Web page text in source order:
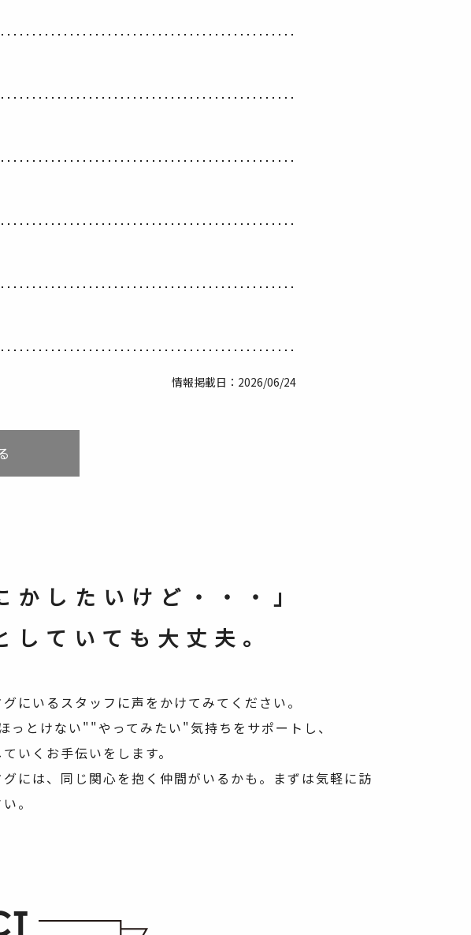
情報掲載日：2026/06/24
かしたいけど・・・」
していても大丈夫。
にいるスタッフに声をかけてみてください。
っとけない""やってみたい"気持ちをサポートし、
いくお手伝いをします。
には、同じ関心を抱く仲間がいるかも。まずは気軽に訪
。